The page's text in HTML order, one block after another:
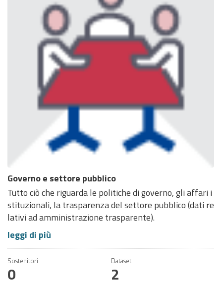
Governo e settore pubblico
Tutto ciò che riguarda le politiche di governo, gli affari i
stituzionali, la trasparenza del settore pubblico (dati re
lativi ad amministrazione trasparente).
leggi di più
Sostenitori
0
Dataset
2